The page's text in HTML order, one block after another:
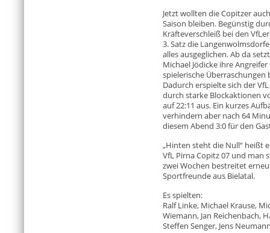
Jetzt wollten die Copitzer
Saison bleiben. Begünstig
Kräfteverschleiß bei den
3. Satz die
alles ausgeglichen. Ab da
Michael Jödicke ihre
spielerische
Dadurch erspielte sich der
durch starke Blockaktionen
auf 22:11 aus. Ein kurzes
verhindern aber nach 64
diesem Abend 3:0 für den
„Hinten steht die Null“ heißt
VfL Pirna Copitz 07 und man
zwei Wochen bestreitet
Sportfreunde aus Bielatal.
Es spielten:
Ralf Linke, Michael Krause,
Wiemann, Jan Reichenbach,
Steffen Senger, Jens